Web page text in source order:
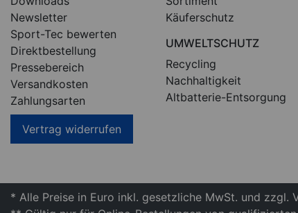
Newsletter
Sport-Tec bewerten
Direktbestellung
Pressebereich
Versandkosten
Zahlungsarten
Vertrag widerrufen
Käuferschutz
UMWELTSCHUTZ
Recycling
Nachhaltigkeit
Altbatterie-Entsorgung
* Alle Preise in Euro inkl. gesetzliche MwSt. und zzgl.